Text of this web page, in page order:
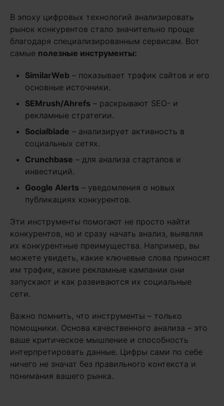
В эпоху цифровых технологий анализировать
рынок конкурентов стало значительно проще
благодаря специализированным сервисам. Вот
самые полезные инструменты:
SimilarWeb – показывает трафик сайтов и его
основные источники.
SEMrush/Ahrefs – раскрывают SEO- и
рекламные стратегии.
Socialblade – анализирует активность в
социальных сетях.
Crunchbase – для анализа стартапов и
инвестиций.
Google Alerts – уведомления о новых
публикациях конкурентов.
Эти инструменты помогают не просто найти
конкурентов, но и сразу начать анализ, выявляя
их конкурентные преимущества. Например, вы
можете увидеть, какие ключевые слова приносят
им трафик, какие рекламные кампании они
запускают и как развиваются их социальные
сети.
Важно помнить, что инструменты – только
помощники. Основа качественного анализа – это
ваше критическое мышление и способность
интерпретировать данные. Цифры сами по себе
ничего не значат без правильного контекста и
понимания вашего рынка.